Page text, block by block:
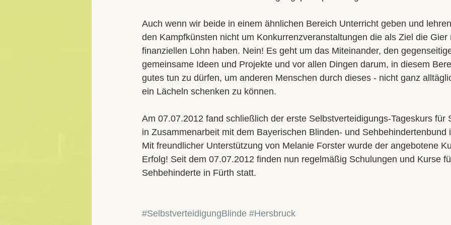
Auch wenn wir beide in einem ähnlichen Bereich Unterricht geben und
den Kampfkünsten nicht um Konkurrenzveranstaltungen die als Ziel die
finanziellen Lohn haben. Nein! Es geht um das Miteinander, den
gemeinsame Ideen und Projekte und vor allen Dingen darum, in diesem
gutes tun zu dürfen, um anderen Menschen durch dieses - nicht ganz
ein Lächeln schenken zu können.
Am 07.07.2012 fand schließlich der erste Selbstverteidigungs-Tageskurs für
in Zusammenarbeit mit dem Bayerischen Blinden- und
Mit freundlicher Unterstützung von Melanie Forster wurde der angebotene
Erfolg! Seit dem 07.07.2012 finden nun regelmäßig Schulungen und Kurse
Sehbehinderte in Fürth statt.
#SelbstverteidigungBlinde #Hersbruck